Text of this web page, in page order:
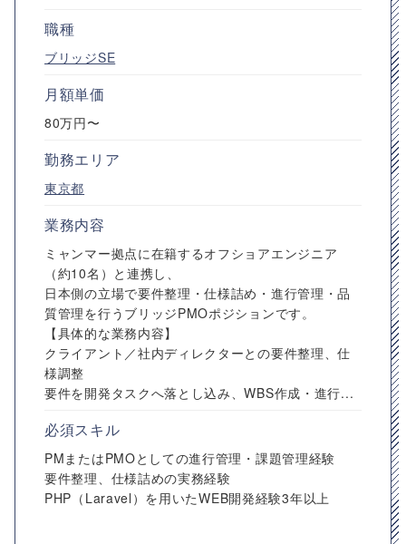
職種
ブリッジSE
月額単価
80万円〜
勤務エリア
東京都
業務内容
ミャンマー拠点に在籍するオフショアエンジニア
（約10名）と連携し、
日本側の立場で要件整理・仕様詰め・進行管理・品
質管理を行うブリッジPMOポジションです。
【具体的な業務内容】
クライアント／社内ディレクターとの要件整理、仕
様調整
要件を開発タスクへ落とし込み、WBS作成・進行...
必須スキル
PMまたはPMOとしての進行管理・課題管理経験
要件整理、仕様詰めの実務経験
PHP（Laravel）を用いたWEB開発経験3年以上